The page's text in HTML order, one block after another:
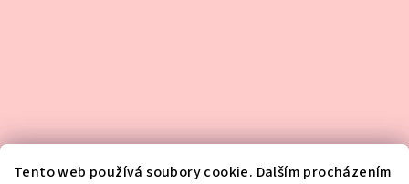
Tento web používá soubory cookie. Dalším procházením